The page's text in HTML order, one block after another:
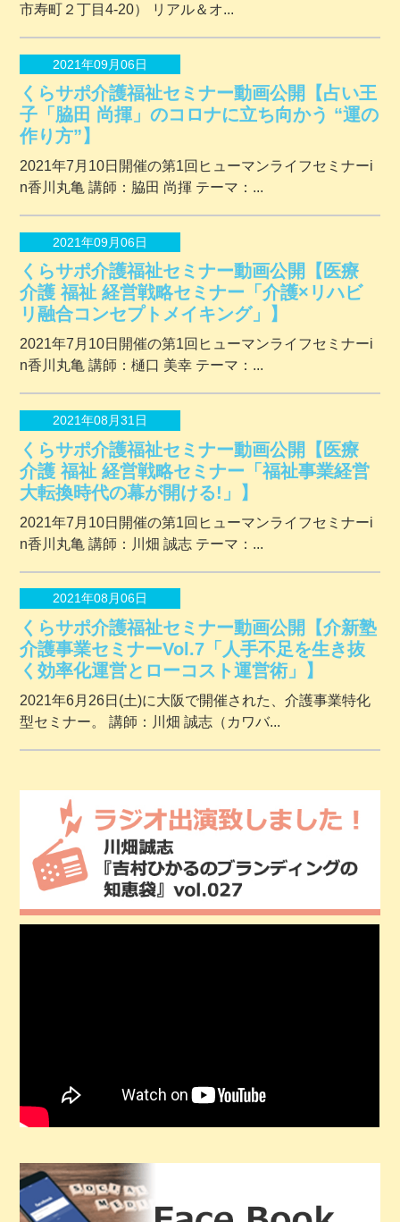
市寿町２丁⽬4-20） リアル＆オ...
2021年09月06日
くらサポ介護福祉セミナー動画公開【占い王
子「脇田 尚揮」のコロナに立ち向かう “運の
作り方”】
2021年7月10日開催の第1回ヒューマンライフセミナーi
n香川丸亀 講師：脇田 尚揮 テーマ：...
2021年09月06日
くらサポ介護福祉セミナー動画公開【医療
介護 福祉 経営戦略セミナー「介護×リハビ
リ融合コンセプトメイキング」】
2021年7月10日開催の第1回ヒューマンライフセミナーi
n香川丸亀 講師：樋口 美幸 テーマ：...
2021年08月31日
くらサポ介護福祉セミナー動画公開【医療
介護 福祉 経営戦略セミナー「福祉事業経営
大転換時代の幕が開ける!」】
2021年7月10日開催の第1回ヒューマンライフセミナーi
n香川丸亀 講師：川畑 誠志 テーマ：...
2021年08月06日
くらサポ介護福祉セミナー動画公開【介新塾
介護事業セミナーVol.7「人手不足を生き抜
く効率化運営とローコスト運営術」】
2021年6月26日(土)に大阪で開催された、介護事業特化
型セミナー。 講師：川畑 誠志（カワバ...